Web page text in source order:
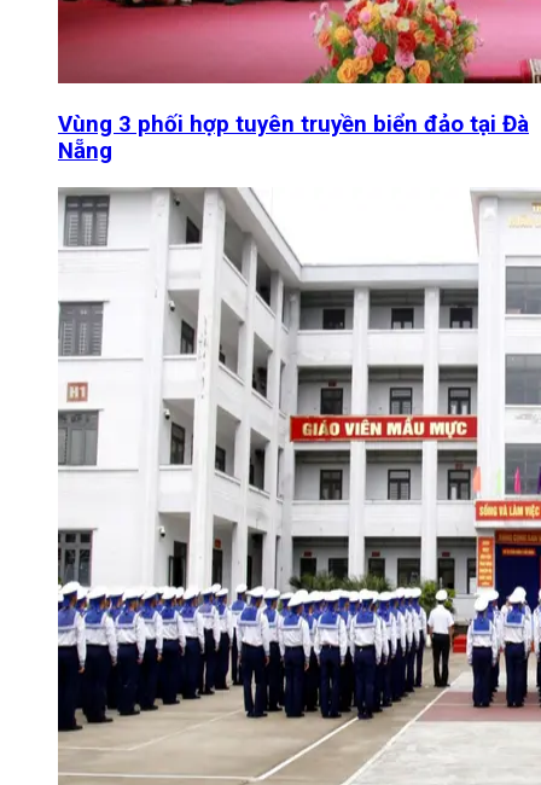
Vùng 3 phối hợp tuyên truyền biển đảo tại Đà
Nẵng